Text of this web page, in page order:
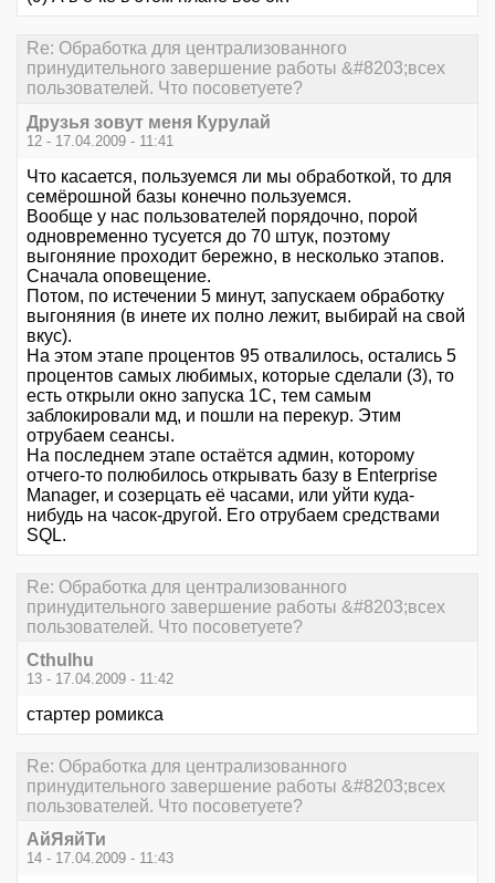
Re: Обработка для централизованного
принудительного завершение работы &#8203;всех
пользователей. Что посоветуете?
Друзья зовут меня Курулай
12 - 17.04.2009 - 11:41
Что касается, пользуемся ли мы обработкой, то для
семёрошной базы конечно пользуемся.
Вообще у нас пользователей порядочно, порой
одновременно тусуется до 70 штук, поэтому
выгоняние проходит бережно, в несколько этапов.
Сначала оповещение.
Потом, по истечении 5 минут, запускаем обработку
выгоняния (в инете их полно лежит, выбирай на свой
вкус).
На этом этапе процентов 95 отвалилось, остались 5
процентов самых любимых, которые сделали (3), то
есть открыли окно запуска 1С, тем самым
заблокировали мд, и пошли на перекур. Этим
отрубаем сеансы.
На последнем этапе остаётся админ, которому
отчего-то полюбилось открывать базу в Enterprise
Manager, и созерцать её часами, или уйти куда-
нибудь на часок-другой. Его отрубаем средствами
SQL.
Re: Обработка для централизованного
принудительного завершение работы &#8203;всех
пользователей. Что посоветуете?
Cthulhu
13 - 17.04.2009 - 11:42
стартер ромикса
Re: Обработка для централизованного
принудительного завершение работы &#8203;всех
пользователей. Что посоветуете?
АйЯяйТи
14 - 17.04.2009 - 11:43